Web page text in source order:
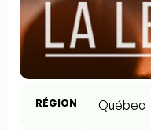
RÉGION Québec